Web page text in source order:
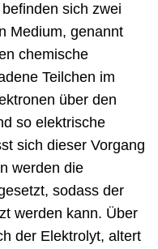
sich zwei
Medium, genannt
chemische
Teilchen im
über den
so elektrische
sich dieser Vorgang
werden die
sodass der
werden kann. Über
der Elektrolyt, altert